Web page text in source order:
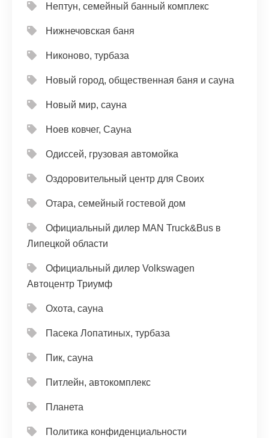
Нептун, семейный банный комплекс
Нижнечовская баня
Никоново, турбаза
Новый город, общественная баня и сауна
Новый мир, сауна
Ноев ковчег, Сауна
Одиссей, грузовая автомойка
Оздоровительный центр для Своих
Отара, семейный гостевой дом
Официальный дилер MAN Truck&Bus в
Липецкой области
Официальный дилер Volkswagen
Автоцентр Триумф
Охота, сауна
Пасека Лопатиных, турбаза
Пик, сауна
Питлейн, автокомплекс
Планета
Политика конфиденциальности